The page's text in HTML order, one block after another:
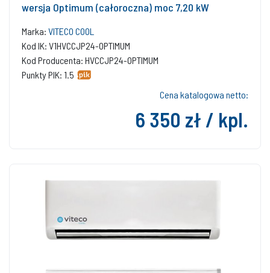
wersja Optimum (całoroczna) moc 7,20 kW
Marka: VITECO COOL
Kod IK: V1HVCCJP24-OPTIMUM
Kod Producenta: HVCCJP24-OPTIMUM
Punkty PIK: 1.5
Cena katalogowa netto:
6 350 zł / kpl.